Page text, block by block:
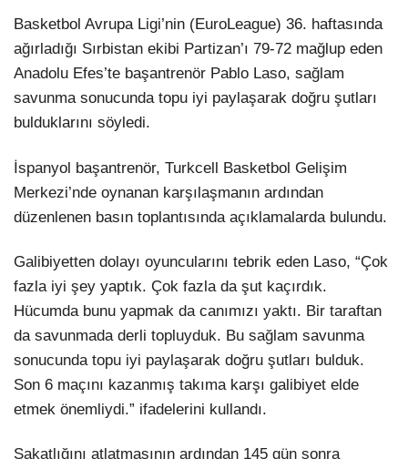
Basketbol Avrupa Ligi’nin (EuroLeague) 36. haftasında
ağırladığı Sırbistan ekibi Partizan’ı 79-72 mağlup eden
Anadolu Efes’te başantrenör Pablo Laso, sağlam
savunma sonucunda topu iyi paylaşarak doğru şutları
bulduklarını söyledi.
İspanyol başantrenör, Turkcell Basketbol Gelişim
Merkezi’nde oynanan karşılaşmanın ardından
düzenlenen basın toplantısında açıklamalarda bulundu.
Galibiyetten dolayı oyuncularını tebrik eden Laso, “Çok
fazla iyi şey yaptık. Çok fazla da şut kaçırdık.
Hücumda bunu yapmak da canımızı yaktı. Bir taraftan
da savunmada derli topluyduk. Bu sağlam savunma
sonucunda topu iyi paylaşarak doğru şutları bulduk.
Son 6 maçını kazanmış takıma karşı galibiyet elde
etmek önemliydi.” ifadelerini kullandı.
Sakatlığını atlatmasının ardından 145 gün sonra